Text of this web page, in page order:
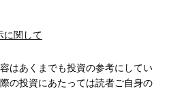
に関して
はあくまでも投資の参考にしてい
の投資にあたっては読者ご自身の